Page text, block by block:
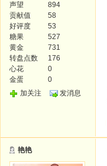
声望
894
贡献值
58
好评度
53
糖果
527
黄金
731
转盘点数
176
心花
0
金蛋
0
加关注
发消息
艳艳